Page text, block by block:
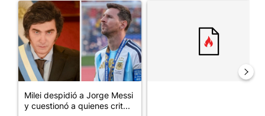
Un artículo de tendencia con el título "Milei despidió a Jorge
Milei despidió a Jorge Messi
y cuestionó a quienes crit...